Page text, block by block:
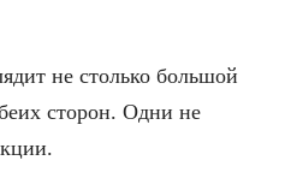
не столько большой
сторон. Одни не